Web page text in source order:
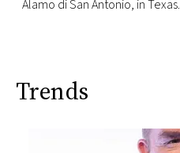
Alamo di San Antonio, in Texas.
Trends